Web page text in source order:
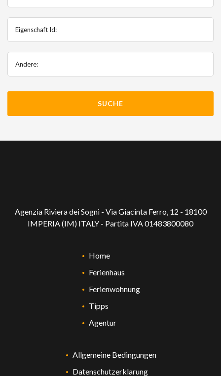
Eigenschaft Id:
Andere:
Agenzia Riviera dei Sogni - Via Giacinta Ferro, 12 - 18100
IMPERIA (IM) ITALY - Partita IVA 01483800080
Home
Ferienhaus
Ferienwohnung
Tipps
Agentur
Allgemeine Bedingungen
Datenschutzerklarung